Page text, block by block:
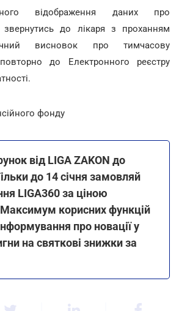
відображення даних про
звернутись до лікаря з проханням
висновок про тимчасову
повторно до Електронного реєстру
фонду
від LIGA ZAKON до
до 14 січня замовляй
LIGA360 за ціною
Максимум корисних функцій
про новації у
на святкові знижки за